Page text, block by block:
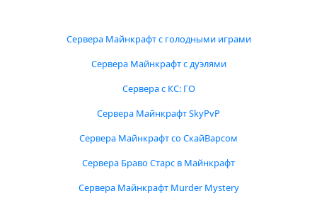
Сервера Майнкрафт с голодными играми
Сервера Майнкрафт с дуэлями
Сервера с КС: ГО
Сервера Майнкрафт SkyPvP
Сервера Майнкрафт со СкайВарсом
Сервера Браво Старс в Майнкрафт
Сервера Майнкрафт Murder Mystery